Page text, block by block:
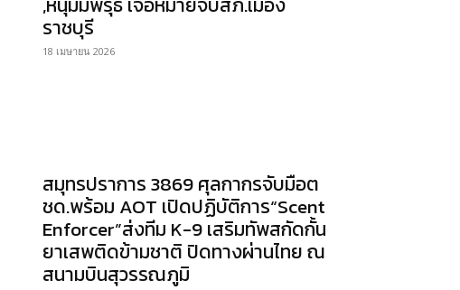
ราชบุรี
18 เมษายน 2026
สมุทรปราการ 3869 ศุลกากรจับมือต
ชด.พร้อม AOT เปิดปฏิบัติการ“Scent
Enforcer”ส่งทีม K-9 เสริมทัพสกัดกั้น
ยาเสพติดข้ามชาติ ปิดทางผ่านไทย ณ
สนามบินสุวรรณภูมิ